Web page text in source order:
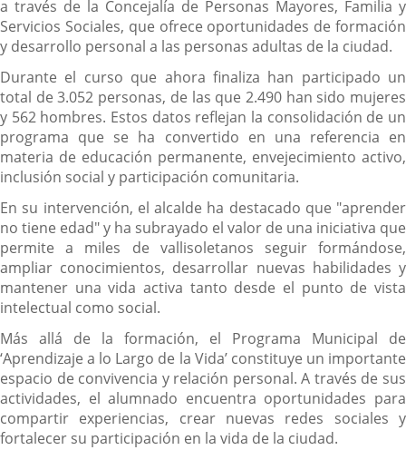
a través de la Concejalía de Personas Mayores, Familia y
Servicios Sociales, que ofrece oportunidades de formación
y desarrollo personal a las personas adultas de la ciudad.
Durante el curso que ahora finaliza han participado un
total de 3.052 personas, de las que 2.490 han sido mujeres
y 562 hombres. Estos datos reflejan la consolidación de un
programa que se ha convertido en una referencia en
materia de educación permanente, envejecimiento activo,
inclusión social y participación comunitaria.
En su intervención, el alcalde ha destacado que "aprender
no tiene edad" y ha subrayado el valor de una iniciativa que
permite a miles de vallisoletanos seguir formándose,
ampliar conocimientos, desarrollar nuevas habilidades y
mantener una vida activa tanto desde el punto de vista
intelectual como social.
Más allá de la formación, el Programa Municipal de
‘Aprendizaje a lo Largo de la Vida’ constituye un importante
espacio de convivencia y relación personal. A través de sus
actividades, el alumnado encuentra oportunidades para
compartir experiencias, crear nuevas redes sociales y
fortalecer su participación en la vida de la ciudad.